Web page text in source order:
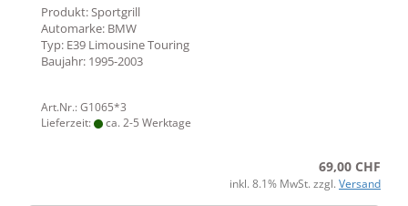
Produkt: Sportgrill
Automarke: BMW
Typ: E39 Limousine Touring
Baujahr: 1995-2003
Art.Nr.: G1065*3
Lieferzeit:
ca. 2-5 Werktage
69,00 CHF
inkl. 8.1% MwSt. zzgl. Versand